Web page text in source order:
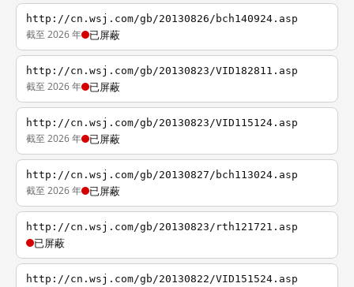
http://cn.wsj.com/gb/20130826/bch140924.asp
截至 2026 年 已屏蔽
http://cn.wsj.com/gb/20130823/VID182811.asp
截至 2026 年 已屏蔽
http://cn.wsj.com/gb/20130823/VID115124.asp
截至 2026 年 已屏蔽
http://cn.wsj.com/gb/20130827/bch113024.asp
截至 2026 年 已屏蔽
http://cn.wsj.com/gb/20130823/rth121721.asp
已屏蔽
http://cn.wsj.com/gb/20130822/VID151524.asp